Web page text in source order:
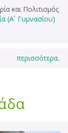
και Πολιτισμός
(Α´ Γυμνασίου)
περισσότερα..